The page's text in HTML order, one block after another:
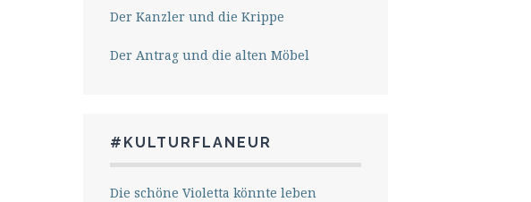
Der Kanzler und die Krippe
Der Antrag und die alten Möbel
#KULTURFLANEUR
Die schöne Violetta könnte leben